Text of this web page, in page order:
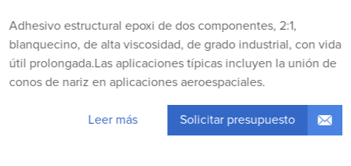
Adhesivo estructural epoxi de dos componentes, 2:1,
blanquecino, de alta viscosidad, de grado industrial, con vida
útil prolongada.Las aplicaciones típicas incluyen la unión de
conos de nariz en aplicaciones aeroespaciales.
Leer más Solicitar presupuesto